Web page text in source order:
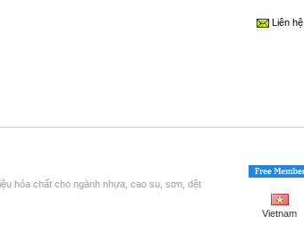
Liên hệ
hóa chất cho ngành nhựa, cao su, sơn, dệt
Vietnam